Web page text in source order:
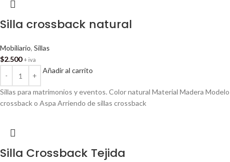
Silla crossback natural
Mobiliario, Sillas
$2.500 + iva
Añadir al carrito
Sillas para matrimonios y eventos. Color natural Material Madera Modelo
crossback o Aspa Arriendo de sillas crossback
Silla Crossback Tejida